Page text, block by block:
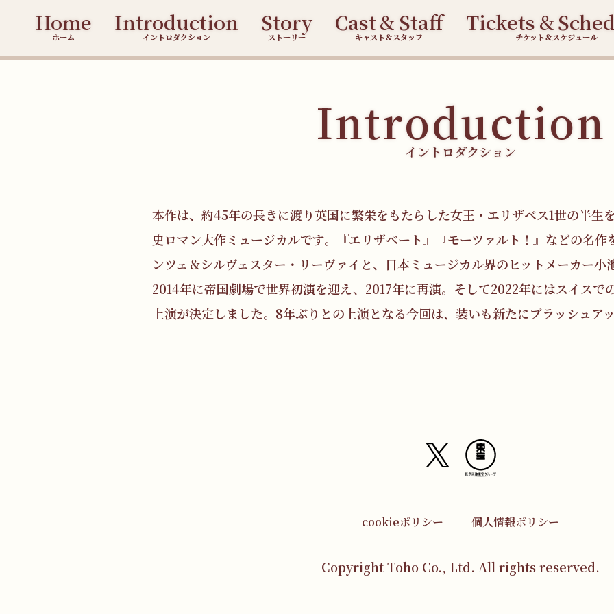
Home
ホーム
Introduction
イントロダクション
Story
ストーリー
Cast& Staff
キャスト＆スタッフ
Tickets &
チケット＆スケジュール
Introduction
イントロダクション
本作は、約45年の長きに渡り英国に繁栄をもたらした女王・エリザベス1世の半生
史ロマン大作ミュージカルです。『エリザベート』『モーツァルト！』などの名作
ンツェ＆シルヴェスター・リーヴァイと、日本ミュージカル界のヒットメーカー小
2014年に帝国劇場で世界初演を迎え、2017年に再演。そして2022年にはスイスで
上演が決定しました。8年ぶりとの上演となる今回は、装いも新たにブラッシュア
cookieポリシー 個人情報ポリシー
Copyright Toho Co., Ltd. All rights reserved.